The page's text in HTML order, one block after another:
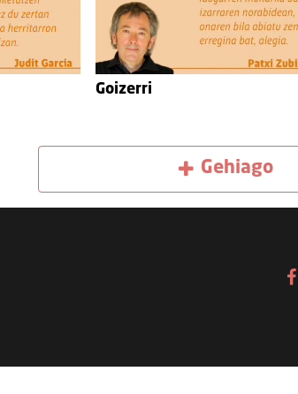
Goizerri
Gehiago